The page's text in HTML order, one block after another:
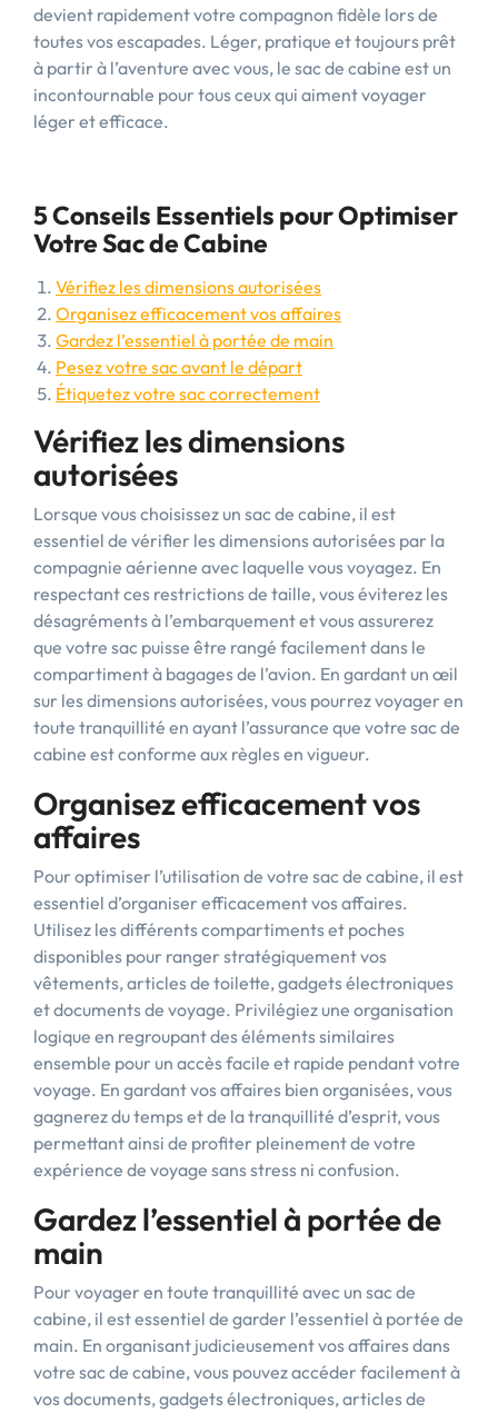
devient rapidement votre compagnon fidèle lors de
toutes vos escapades. Léger, pratique et toujours prêt
à partir à l’aventure avec vous, le sac de cabine est un
incontournable pour tous ceux qui aiment voyager
léger et efficace.
5 Conseils Essentiels pour Optimiser
Votre Sac de Cabine
Vérifiez les dimensions autorisées
Organisez efficacement vos affaires
Gardez l’essentiel à portée de main
Pesez votre sac avant le départ
Étiquetez votre sac correctement
Vérifiez les dimensions
autorisées
Lorsque vous choisissez un sac de cabine, il est
essentiel de vérifier les dimensions autorisées par la
compagnie aérienne avec laquelle vous voyagez. En
respectant ces restrictions de taille, vous éviterez les
désagréments à l’embarquement et vous assurerez
que votre sac puisse être rangé facilement dans le
compartiment à bagages de l’avion. En gardant un œil
sur les dimensions autorisées, vous pourrez voyager en
toute tranquillité en ayant l’assurance que votre sac de
cabine est conforme aux règles en vigueur.
Organisez efficacement vos
affaires
Pour optimiser l’utilisation de votre sac de cabine, il est
essentiel d’organiser efficacement vos affaires.
Utilisez les différents compartiments et poches
disponibles pour ranger stratégiquement vos
vêtements, articles de toilette, gadgets électroniques
et documents de voyage. Privilégiez une organisation
logique en regroupant des éléments similaires
ensemble pour un accès facile et rapide pendant votre
voyage. En gardant vos affaires bien organisées, vous
gagnerez du temps et de la tranquillité d’esprit, vous
permettant ainsi de profiter pleinement de votre
expérience de voyage sans stress ni confusion.
Gardez l’essentiel à portée de
main
Pour voyager en toute tranquillité avec un sac de
cabine, il est essentiel de garder l’essentiel à portée de
main. En organisant judicieusement vos affaires dans
votre sac de cabine, vous pouvez accéder facilement à
vos documents, gadgets électroniques, articles de